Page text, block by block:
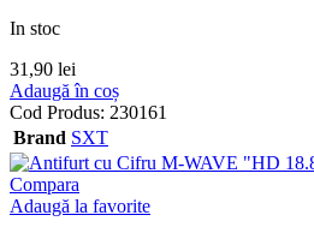
In stoc
31,90 lei
Adaugă în coș
Cod Produs: 230161
Brand SXT
Compara
Adaugă la favorite